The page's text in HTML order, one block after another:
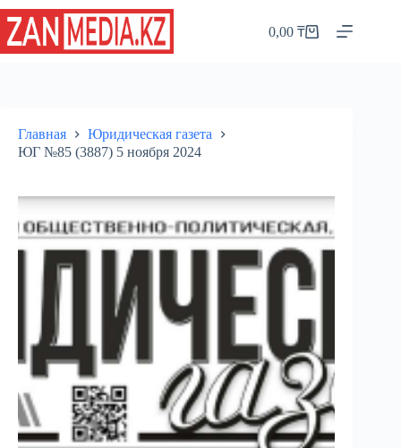
Перейти
сути
Корзина
0,00₸
Главная
Юридическая газета
ЮГ №85 (3887) 5 ноября 2024